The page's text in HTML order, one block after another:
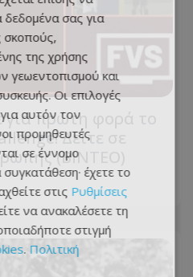
για πρώτη φορά το
Δείτε σε
(ΒΙΝΤΕΟ)
δεδομένα σας για
σκοπούς,
της χρήσης
γεωεντοπισμού και
Οι επιλογές
αυτόν τον
προμηθευτές
σε έννομο
έχετε το
στις Ρυθμίσεις
να ανακαλέσετε τη
στιγμή
. Πολιτική